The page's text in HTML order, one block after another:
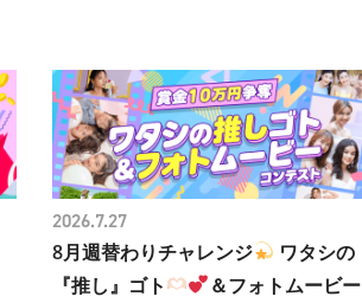
8月週替わりチャレンジ
ワタシの
『推し』ゴト
＆フォトムービー
2026.7.27